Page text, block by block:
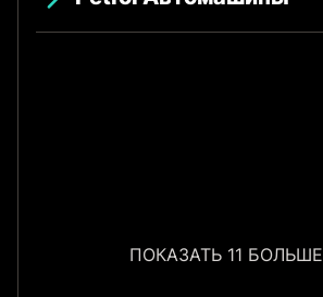
ПОКАЗАТЬ 11 БОЛЬШЕ